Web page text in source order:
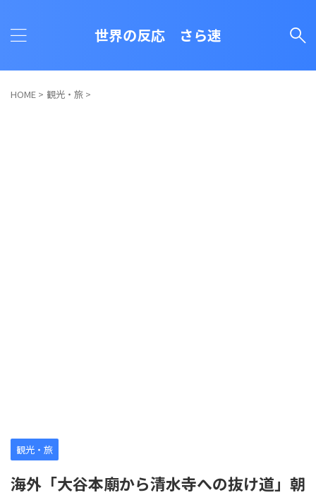
世界の反応 さら速
HOME > 観光・旅 >
観光・旅
海外「大谷本廟から清水寺への抜け道」朝